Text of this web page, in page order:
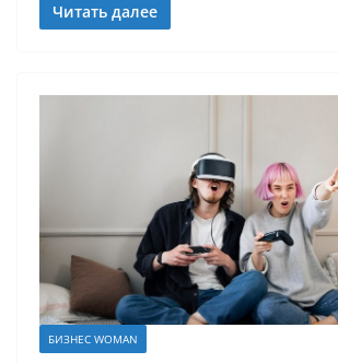
Читать далее
БИЗНЕС WOMAN